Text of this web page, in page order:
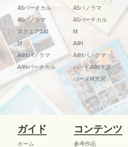
A5バーチカル
A5パノラマ
スクエア140
M
A4Hパノラマ
A4Hバーチカル
A5パノラマ
A5バーチカル
M
A4H
A4Hパノラマ
ハードA4H光沢
ハードM光沢
ガイド
ホーム
コンテンツ
参考作品